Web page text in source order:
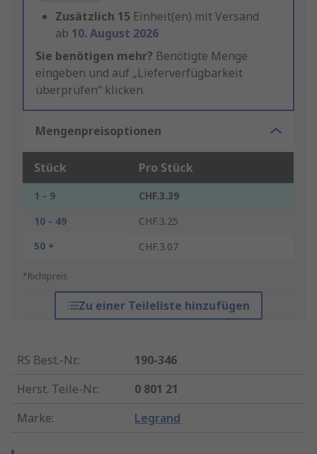
Zusätzlich 15 Einheit(en) mit Versand
ab 10. August 2026
Sie benötigen mehr? Benötigte Menge
eingeben und auf „Lieferverfügbarkeit
überprüfen“ klicken.
Mengenpreisoptionen
Stück Pro Stück
1 - 9
CHF.3.39
10 - 49
CHF.3.25
50 +
CHF.3.07
*Richtpreis
Zu einer Teileliste hinzufügen
RS Best.-Nr.:
190-346
Herst. Teile-Nr.:
0 801 21
Marke: Legrand